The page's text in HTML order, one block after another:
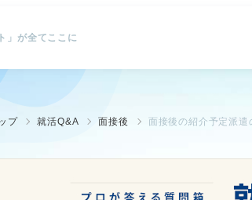
」が全てここに
プ 就活Q&A 面接後 面接後の紹介予定派遣